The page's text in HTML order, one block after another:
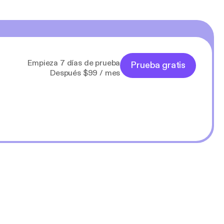
Empieza 7 días de prueba
Después $99 / mes
Prueba gratis